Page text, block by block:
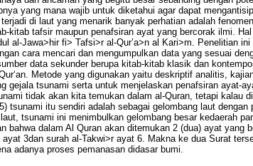
yang mana wajib untuk diketahui agar dapat
di laut yang menarik banyak perhatian adalah
kitab tafsir maupun penafsiran ayat yang bercorak ilmi.
al-Jawa>hir fi> Tafsi>r al-Qur’a>n al Kari>m. Penelitian
cara mencari dan mengumpulkan data yang sesuai
data sekunder berupa kitab-kitab klasik dan
Metode yang digunakan yaitu deskriptif analitis,
gejala tsunami serta untuk menjelaskan penafsiran ayat-
tidak akan kita temukan dalam al-Quran, tetapi kalau
tsunami itu sendiri adalah sebagai gelombang laut
tsunami ini menimbulkan gelombang besar kedaerah
bahwa dalam Al Quran akan ditemukan 2 (dua) ayat yang
3dan surah al-Takwi>r ayat 6. Makna ke dua Surat
adanya proses pemanasan didasar bumi.